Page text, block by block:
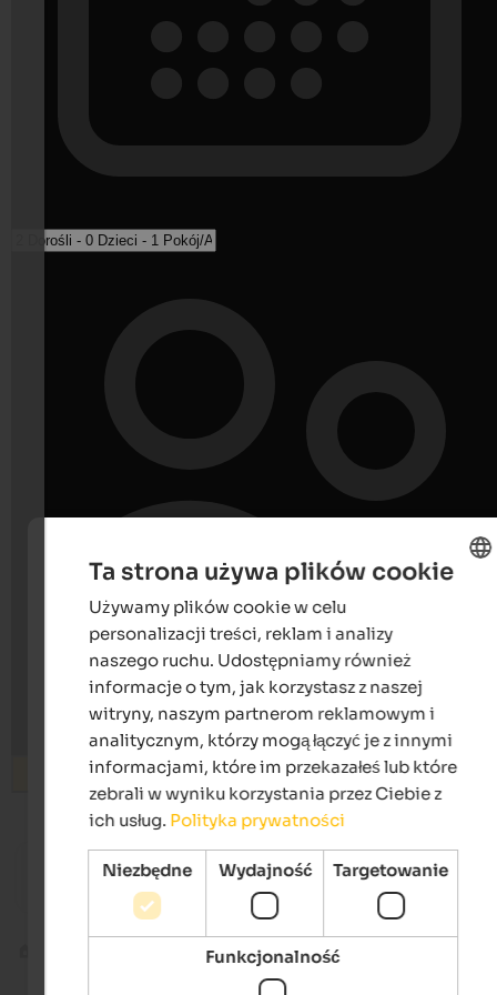
Wyszukiwanie
from 70 €
Rieplechnhof
Holiday at the panoramic farm | Sand in Taufers
Riva di Tures
Ta strona używa plików cookie
Używamy plików cookie w celu
personalizacji treści, reklam i analizy
naszego ruchu. Udostępniamy również
informacje o tym, jak korzystasz z naszej
witryny, naszym partnerom reklamowym i
analitycznym, którzy mogą łączyć je z innymi
informacjami, które im przekazałeś lub które
zebrali w wyniku korzystania przez Ciebie z
ich usług. Polityka prywatności
Niezbędne Wydajność Targetowanie
Funkcjonalność